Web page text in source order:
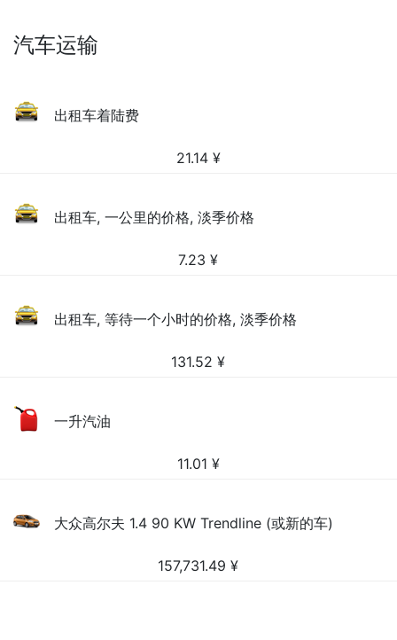
汽车运输
出租车着陆费
21.14 ¥
出租车, 一公里的价格, 淡季价格
7.23 ¥
出租车, 等待一个小时的价格, 淡季价格
131.52 ¥
一升汽油
11.01 ¥
大众高尔夫 1.4 90 KW Trendline (或新的车)
157,731.49 ¥